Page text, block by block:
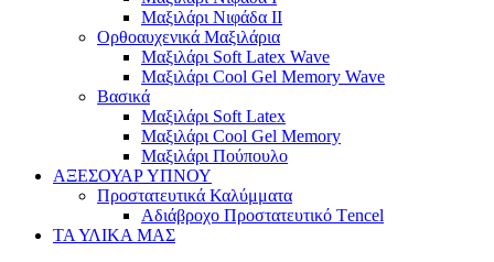
Mαξιλάρι Νιφάδα ΙΙ
Ορθοαυχενικά Μαξιλάρια
Mαξιλάρι Soft Latex Wave
Mαξιλάρι Cool Gel Memory Wave
Βασικά
Mαξιλάρι Soft Latex
Mαξιλάρι Cool Gel Memory
Mαξιλάρι Πούπουλο
ΑΞΕΣΟΥΑΡ ΥΠΝΟΥ
Προστατευτικά Καλύμματα
Αδιάβροχο Προστατευτικό Τencel
ΤΑ ΥΛΙΚΑ ΜΑΣ